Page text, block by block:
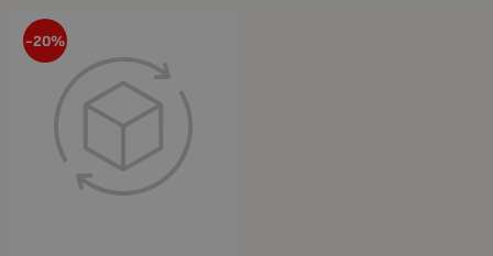
-20%